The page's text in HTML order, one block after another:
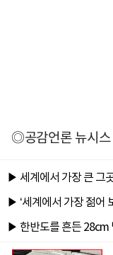
◎공감언론 뉴시스